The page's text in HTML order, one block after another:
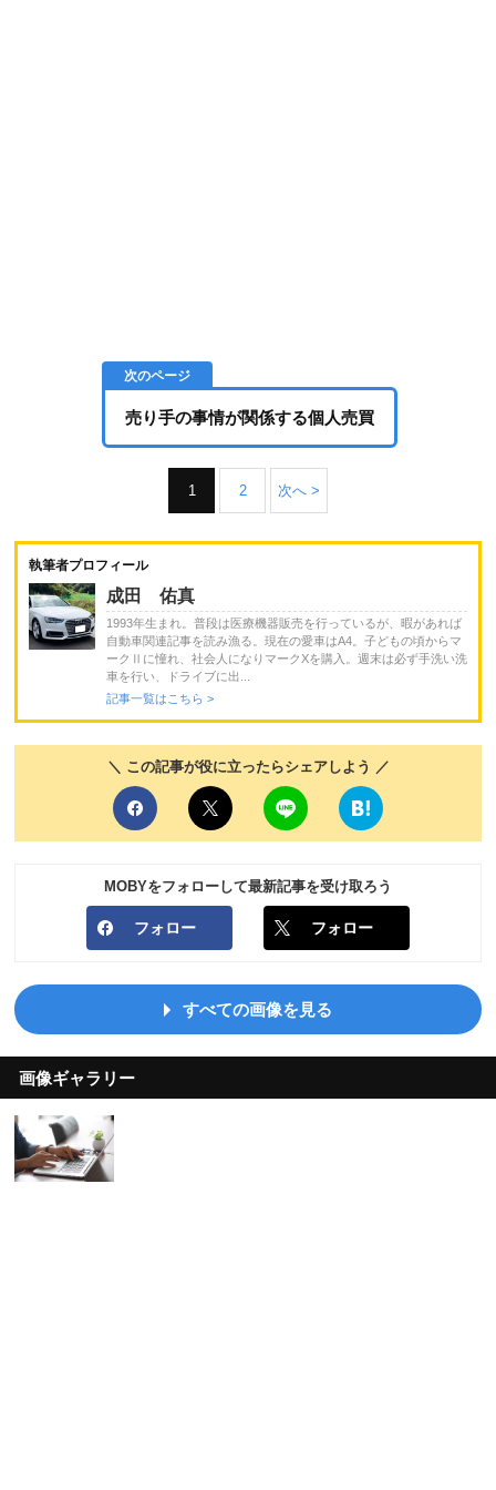
売り手の事情が関係する個人売買
1 2 次へ >
執筆者プロフィール
成田 佑真
1993年生まれ。普段は医療機器販売を行っているが、暇があれば
自動車関連記事を読み漁る。現在の愛車はA4。子どもの頃からマ
ークⅡに憧れ、社会人になりマークXを購入。週末は必ず手洗い洗
車を行い、ドライブに出...
記事一覧はこちら >
＼ この記事が役に立ったらシェアしよう ／
MOBYをフォローして最新記事を受け取ろう
フォロー フォロー
すべての画像を見る
画像ギャラリー